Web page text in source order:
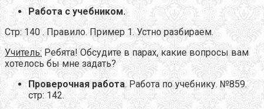
Работа с учебником.
Стр: 140 . Правило. Пример 1. Устно разбираем.
Учитель: Ребята! Обсудите в парах, какие вопросы вам
хотелось бы мне задать?
Проверочная работа. Работа по учебнику. №859.
стр: 142.